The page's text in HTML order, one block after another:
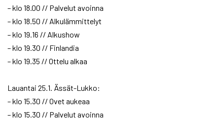
– klo 18.00 // Palvelut avoinna
– klo 18.50 // Alkulämmittelyt
– klo 19.16 // Alkushow
– klo 19.30 // Finlandia
– klo 19.35 // Ottelu alkaa
Lauantai 25.1. Ässät-Lukko:
– klo 15.30 // Ovet aukeaa
– klo 15.30 // Palvelut avoinna